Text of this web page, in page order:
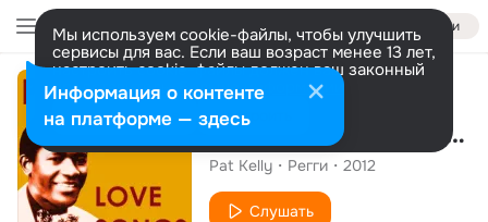
Войти
Мы используем cookie-файлы, чтобы улучшить
сервисы для вас. Если ваш возраст менее 13 лет,
настроить cookie-файлы должен ваш законный
представитель. Больше информации
Разрешить все Настроить
Альбом
Pat Kelly Love Songs
Pat Kelly Регги 2012
Слушать
Информация о контенте
на платформе — здесь